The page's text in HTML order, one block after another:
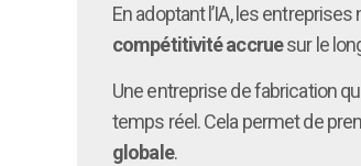
En adoptant l’IA, les
compétitivité accruesur le
Une entreprise de fabrication
temps réel. Cela permet de
globale.